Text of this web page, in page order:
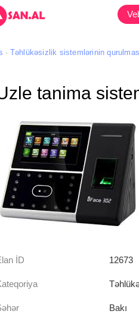
Təhlükəsizlik sistemlərinin
tanima
İD 12673
Bakı